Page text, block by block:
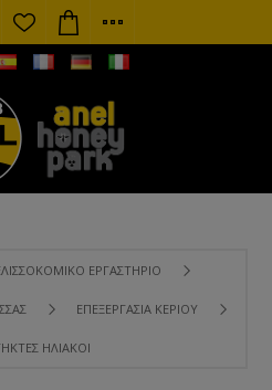
ΕΡΓΑΣΤΉΡΙΟ
ΕΠΕΞΕΡΓΑΣΊΑ ΚΕΡΙΟΎ
ΗΛΙΑΚΟΊ